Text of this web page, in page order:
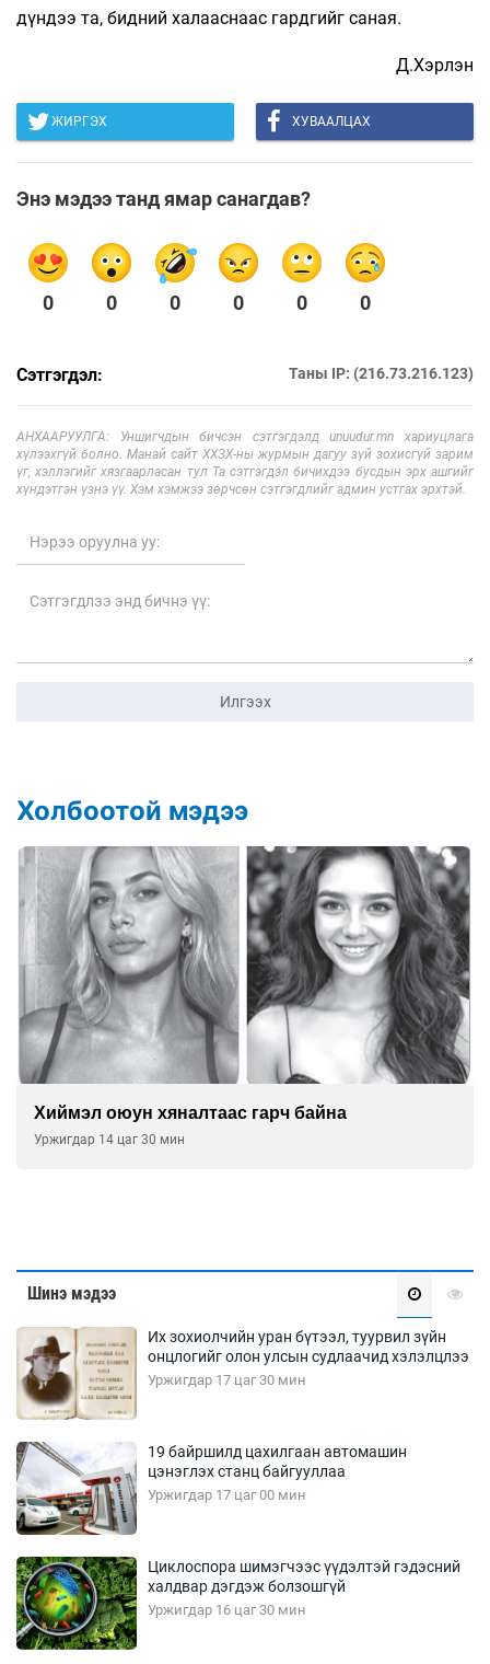
дүндээ та, бидний халааснаас гардгийг саная.
Д.Хэрлэн
ЖИРГЭХ ХУВААЛЦАХ
Энэ мэдээ танд ямар санагдав?
0 0 0 0 0 0
Сэтгэгдэл: Таны IP: (216.73.216.123)
АНХААРУУЛГА: Уншигчдын бичсэн сэтгэгдэлд unuudur.mn хариуцлага
хүлээхгүй болно. Манай сайт ХХЗХ-ны журмын дагуу зүй зохисгүй зарим
үг, хэллэгийг хязгаарласан тул Та сэтгэгдэл бичихдээ бусдын эрх ашгийг
хүндэтгэн үзнэ үү. Хэм хэмжээ зөрчсөн сэтгэгдлийг админ устгах эрхтэй.
Илгээх
Холбоотой мэдээ
Хиймэл оюун хяналтаас гарч байна
Уржигдар 14 цаг 30 мин
Шинэ мэдээ
Их зохиолчийн уран бүтээл, туурвил зүйн
онцлогийг олон улсын судлаачид хэлэлцлээ
Уржигдар 17 цаг 30 мин
19 байршилд цахилгаан автомашин
цэнэглэх станц байгууллаа
Уржигдар 17 цаг 00 мин
Циклоспора шимэгчээс үүдэлтэй гэдэсний
халдвар дэгдэж болзошгүй
Уржигдар 16 цаг 30 мин